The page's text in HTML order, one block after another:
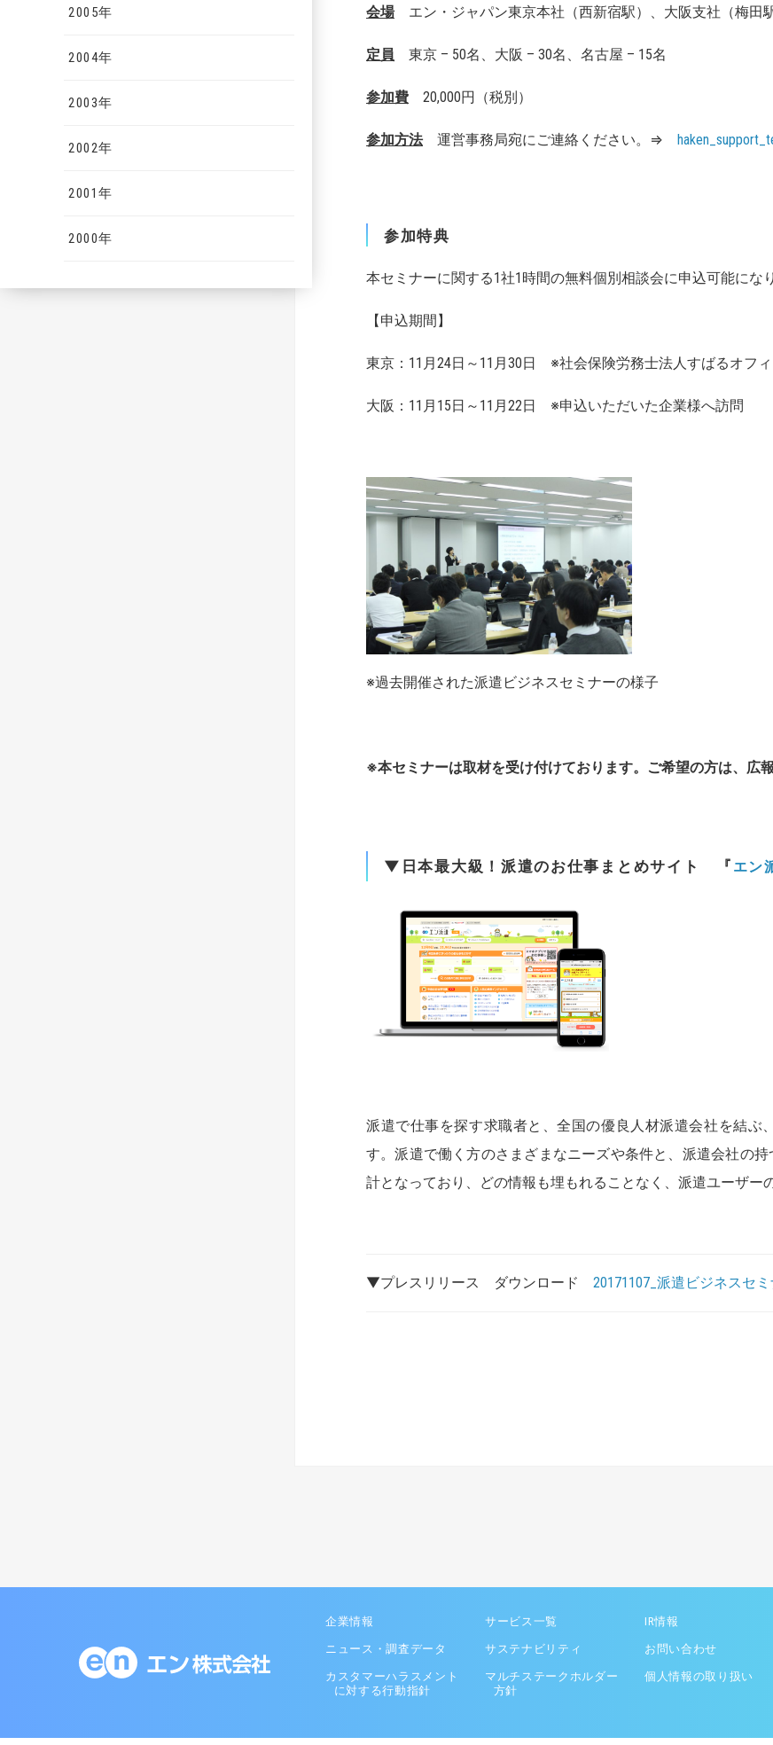
2005年
2004年
2003年
2002年
2001年
2000年
会場エン・ジャパン東京本社（⻄新宿駅）、大阪支社（梅田
定員 東京 – 50名、大阪 – 30名、名古屋 – 15名
参加費 20,000円（税別）
参加方法 運営事務局宛にご連絡ください。⇒
参加特典
本セミナーに関する1社1時間の無料個別相談会に申込可能にな
【申込期間】
東京：11月24日～11月30日 ※社会保険労務⼠法⼈すばるオフ
大阪：11月15日～11月22日 ※申込いただいた企業様へ訪問
※過去開催された派遣ビジネスセミナーの様子
※本セミナーは取材を受け付けております。ご希望の方は、広
▼日本最大級！派遣のお仕事まとめサイト 『 エン
派遣で仕事を探す求職者と、全国の優良人材派遣会社を結ぶ
す。派遣で働く方のさまざまなニーズや条件と、派遣会社の
計となっており、どの情報も埋もれることなく、派遣ユーザー
▼プレスリリース ダウンロード 20171107_派遣ビジネスセ
企業情報 サービス一覧 IR情報
ニュース・調査データ サステナビリティ お問い合わせ
カスタマーハラスメント
に対する行動指針
マルチステークホルダー
方針
個人情報の取り扱い